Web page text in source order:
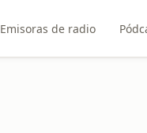
Emisoras de radio